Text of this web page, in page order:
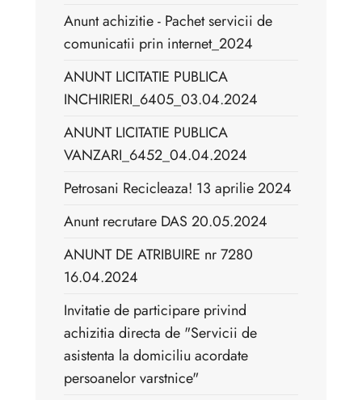
Anunt achizitie - Pachet servicii de
comunicatii prin internet_2024
ANUNT LICITATIE PUBLICA
INCHIRIERI_6405_03.04.2024
ANUNT LICITATIE PUBLICA
VANZARI_6452_04.04.2024
Petrosani Recicleaza! 13 aprilie 2024
Anunt recrutare DAS 20.05.2024
ANUNT DE ATRIBUIRE nr 7280
16.04.2024
Invitatie de participare privind
achizitia directa de "Servicii de
asistenta la domiciliu acordate
persoanelor varstnice"